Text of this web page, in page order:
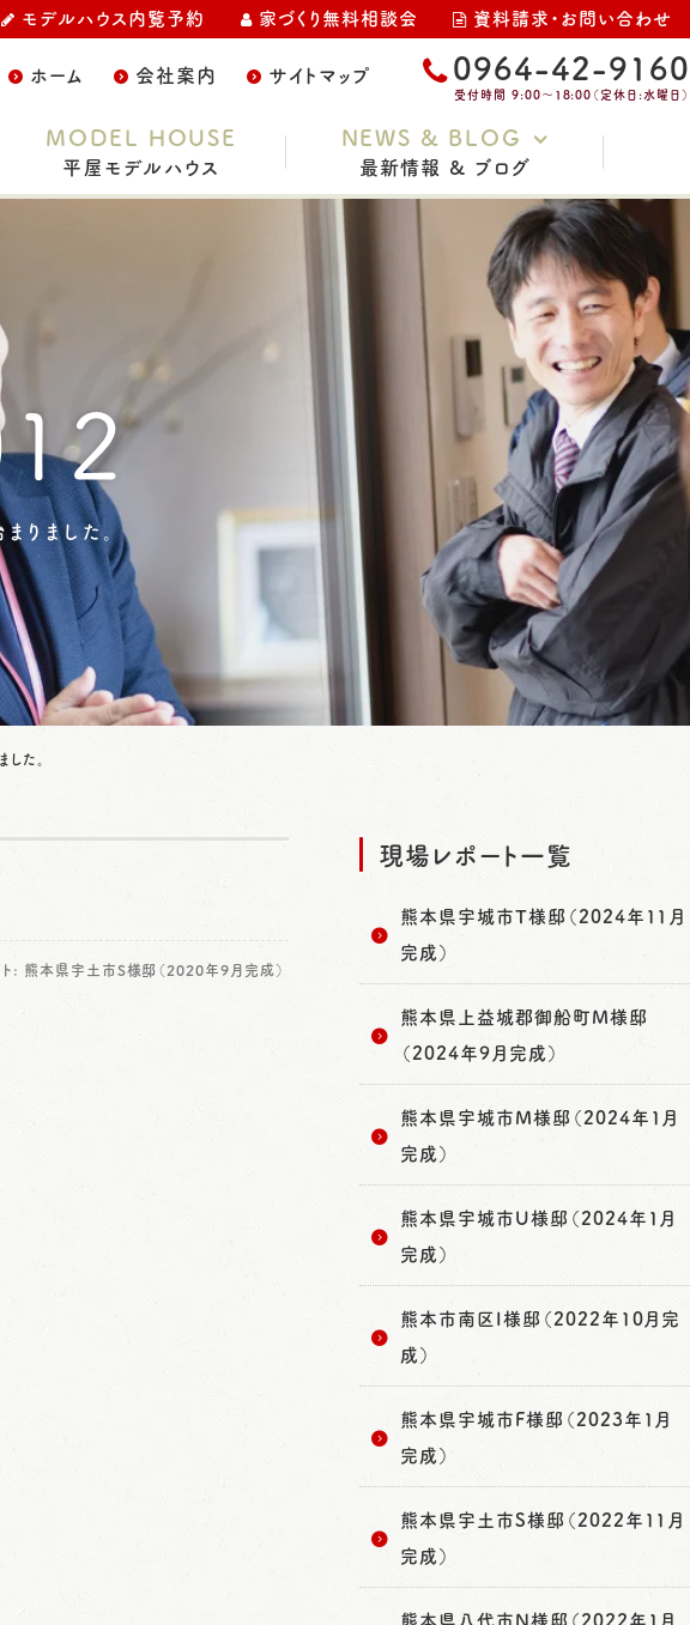
ホーム 会社案内 サイトマップ
モデルハウス内覧予約 家づくり無料相談会 資料請求・お問い合わせ
0964-42-9160
受付時間 9:00～18:00（定休日:水曜日）
MODEL HOUSE
平屋モデルハウス
NEWS & BLOG
最新情報 & ブログ
お知らせ
家づくりコラム
スタッフブログ
イベント・完成見学会
土地情報
現場レポート
りました。
た。
: 熊本県宇土市S様邸（2020年9月完成）
現場レポート一覧
熊本県宇城市T様邸（2024年11月
完成）
熊本県上益城郡御船町M様邸
（2024年9月完成）
熊本県宇城市M様邸（2024年1月
完成）
熊本県宇城市U様邸（2024年1月
完成）
熊本市南区I様邸（2022年10月完
成）
熊本県宇城市F様邸（2023年1月
完成）
熊本県宇土市S様邸（2022年11月
完成）
熊本県八代市N様邸（2022年1月